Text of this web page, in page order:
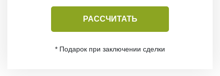
ГОТОВЫЕ РЕШЕНИЯ
РАССЧИТАТЬ
* Подарок при заключении сделки